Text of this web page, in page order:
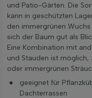
und Patio-Gärten. Die
kann in geschützten
den immergrünen
sich der Baum gut als
Eine Kombination mit
und Stauden ist möglich,
oder immergrünen
geeignet für
Dachterrassen